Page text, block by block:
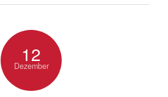
12
Dezember